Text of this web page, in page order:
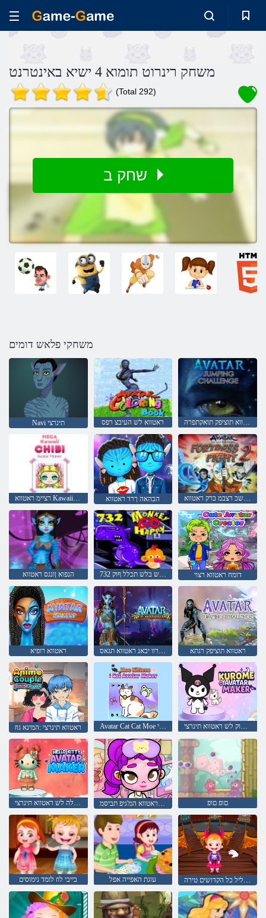
משחק רינרוט תומוא 4 ישיא באינטרנט
(Total 292)
משחקי פלאש דומים
Navi תינרצי ראטווא לש העיבצ רפס ראטווא תוציפק תואקתפרה
רציימ ראטווא Kawaii Chibi הגמ הבהאה ךרד ראטווא ןורחאה ריוואה ףשכ רצבמ ברק ראטווא
הנפוא ןונגס ראטווא 732 חמש בלש תכלל ףוק דומח ראטווא רצוי
ראטווא רופיא סרוירוו יבאנ ראטווא תגאס ראטווא תוציפק רגתא
ראטווא תינרצי :המינא גוז Avatar Cat Cat Moe תינרצי ימורוק לש ראטווא תינרצי
יטיק ולה לש ראטווא תינרצי ראטווא המ'גיפ תביסמ Kpop Huntr/x :לזאפ לזאפ םופ םופ
בייבי לוז לומד נימוסים עוגת האפייה אפל תינוק לוז ליל כל הקדושים טירה